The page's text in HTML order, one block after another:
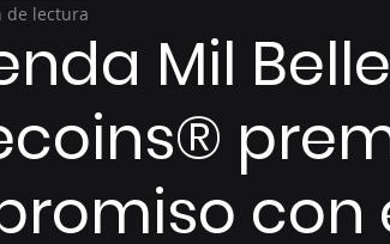
Mil
con
de lectura